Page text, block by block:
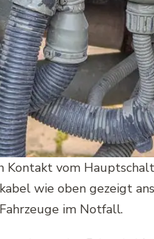
Kontakt vom
wie oben gezeigt
im Notfall.